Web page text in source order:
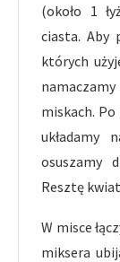
(około 1
ciasta. Aby
których
miskach.
układamy
osuszamy
Resztę
W misce
miksera